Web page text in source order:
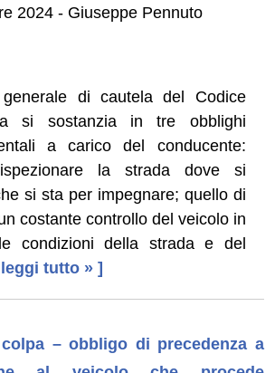
2024 - Giuseppe Pennuto
di cautela del Codice
si sostanzia in tre obblighi
a carico del conducente:
la strada dove si
si sta per impegnare; quello di
costante controllo del veicolo in
condizioni della strada e del
tutto » ]
– obbligo di precedenza a